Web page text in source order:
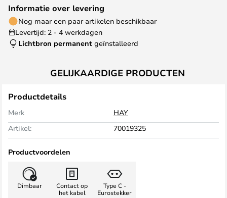
Informatie over levering
Nog maar een paar artikelen beschikbaar
Levertijd: 2 - 4 werkdagen
Lichtbron permanent geïnstalleerd
GELIJKAARDIGE PRODUCTEN
Productdetails
Merk
HAY
Artikel:
70019325
Productvoordelen
Dimbaar
Contact op
het kabel
Type C -
Eurostekker